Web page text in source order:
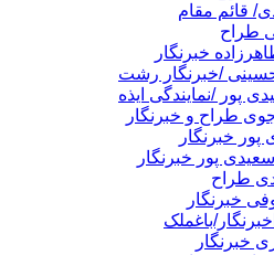
قائم مقام
طراح
خبرنگار
/خبرنگار رشت
پور /نمایندگی ایذه
طراح و خبرنگار
خبرنگار
پور خبرنگار
طراح
خبرنگار
باغملک
خبرنگار